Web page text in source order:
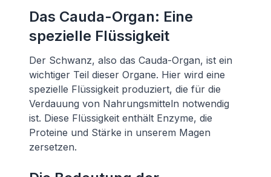
Das Cauda-Organ: Eine
spezielle Flüssigkeit
Der Schwanz, also das Cauda-Organ, ist ein
wichtiger Teil dieser Organe. Hier wird eine
spezielle Flüssigkeit produziert, die für die
Verdauung von Nahrungsmitteln notwendig
ist. Diese Flüssigkeit enthält Enzyme, die
Proteine und Stärke in unserem Magen
zersetzen.